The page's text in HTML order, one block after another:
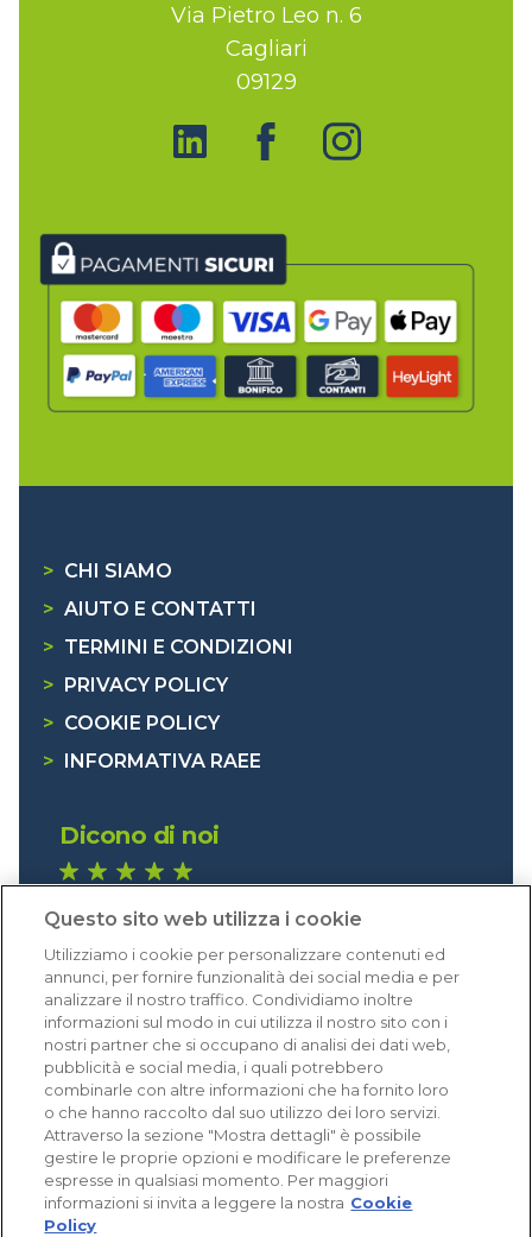
Via Pietro Leo n. 6
Cagliari
09129
> CHI SIAMO
> AIUTO E CONTATTI
> TERMINI E CONDIZIONI
>
PRIVACY POLICY
> COOKIE POLICY
>
INFORMATIVA RAEE
Dicono di noi
Eccellente (4,8)
Acquisti verificati
Questo sito web utilizza i cookie
Utilizziamo i cookie per personalizzare contenuti ed
annunci, per fornire funzionalità dei social media e per
analizzare il nostro traffico. Condividiamo inoltre
informazioni sul modo in cui utilizza il nostro sito con i
nostri partner che si occupano di analisi dei dati web,
pubblicità e social media, i quali potrebbero
combinarle con altre informazioni che ha fornito loro
o che hanno raccolto dal suo utilizzo dei loro servizi.
Attraverso la sezione "Mostra dettagli" è possibile
gestire le proprie opzioni e modificare le preferenze
espresse in qualsiasi momento. Per maggiori
informazioni si invita a leggere la nostra Cookie
Policy